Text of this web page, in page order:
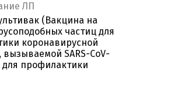
ЛП
(Вакцина на
частиц для
коронавирусной
SARS-CoV-
для профилактики